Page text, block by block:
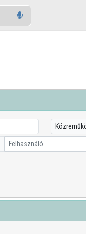
Felhasználó